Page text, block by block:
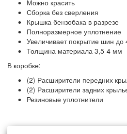
Можно красить
Сборка без сверления
Крышка бензобака в разрезе
Полноразмерное уплотнение
Увеличивает покрытие шин до
Толщина материала 3,5-4 мм
В коробке:
(2) Расширители передних
(2) Расширители задних
Резиновые уплотнители